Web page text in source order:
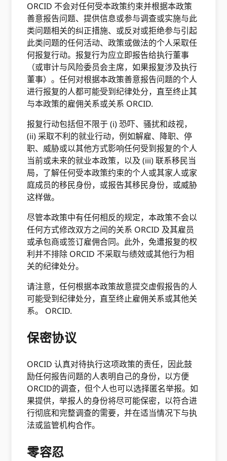
ORCID 不会对任何受本政策约束并根据本政策
善意报告问题、提供信息或参与调查或实施与此
类问题相关的纠正措施、或反对或拒绝参与引起
此类问题的任何活动、政策或做法的个人采取任
何报复行动。报复行为应立即报告给执行董事
（或审计与风险委员会主席，如果报复涉及执行
董事）。任何对根据本政策善意报告问题的个人
进行报复的人都可能受到纪律处分，直至终止其
与本政策的雇佣关系或关系 ORCID.
报复行动包括但不限于 (i) 恐吓、骚扰和歧视，
(ii) 采取不利的就业行动，例如解雇、降职、停
职、威胁或以其他方式影响任何受到报复的个人
当前或未来的就业本政策，以及 (iii) 联系移民当
局，了解任何受本政策约束的个人或其家人或家
庭成员的移民身份，或报告其移民身份，或威胁
这样做。
尽管本政策中有任何相反的规定，本政策不会以
任何方式修改双方之间的关系 ORCID 及其雇员
或承包商或签订雇佣合同。此外，免遭报复的权
利并不排除 ORCID 不采取与绩效或其他行为相
关的纪律处分。
请注意，任何根据本政策故意提交虚假报告的人
可能受到纪律处分，直至终止雇佣关系或其他关
系。 ORCID.
保密协议
ORCID 认真对待执行这项政策的责任，因此鼓
励任何报告问题的人表明自己的身份，以方便
ORCID的调查，但个人也可以选择匿名举报。如
果提供，举报人的身份将尽可能保密，以符合进
行彻底和完整调查的需要，并在适当情况下与执
法或监管机构合作。
零容忍